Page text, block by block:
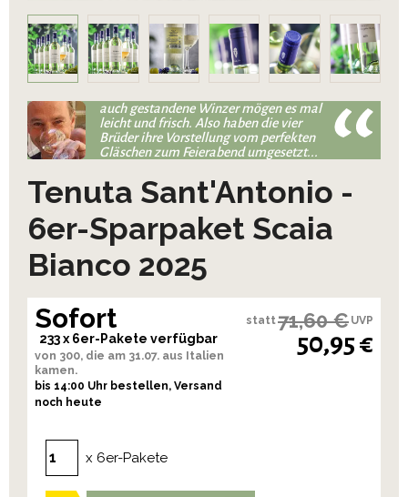
auch gestandene Winzer mögen es mal
leicht und frisch. Also haben die vier
Brüder ihre Vorstellung vom perfekten
Gläschen zum Feierabend umgesetzt...
Tenuta Sant'Antonio -
6er-Sparpaket Scaia
Bianco 2025
Sofort
233 x 6er-Pakete verfügbar
von 300, die am 31.07. aus Italien
kamen.
bis 14:00 Uhr bestellen, Versand
noch heute
statt71,60 € UVP
50,95 €
x 6er-Pakete